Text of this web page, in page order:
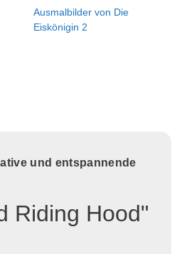
Ausmalbilder von Die
Eiskönigin 2
und entspannende
Riding Hood"